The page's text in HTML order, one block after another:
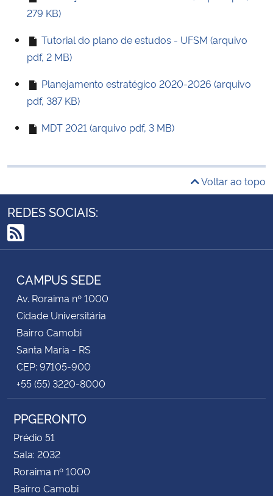
279 KB)
Tutorial do plano de estudos - UFSM (arquivo
pdf, 2 MB)
Planejamento estratégico 2020-2026 (arquivo
pdf, 387 KB)
MDT 2021 (arquivo pdf, 3 MB)
Voltar ao topo
REDES SOCIAIS:
RSS
CAMPUS SEDE
Av. Roraima nº 1000
Cidade Universitária
Bairro Camobi
Santa Maria - RS
CEP: 97105-900
+55 (55) 3220-8000
PPGERONTO
Prédio 51
Sala: 2032
Roraima nº 1000
Bairro Camobi